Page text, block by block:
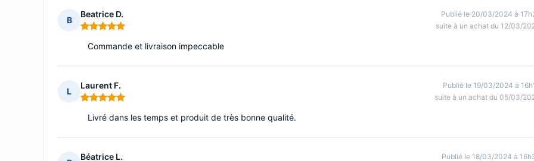
B
Beatrice D.
Note : 5 sur 5
Publié le 20/03/2024 à
suite à un achat du 12/03/
Commande et livraison impeccable
L
Laurent F.
Note : 5 sur 5
Publié le 19/03/2024 à
suite à un achat du 05/03/
Livré dans les temps et produit de très bonne qualité.
Béatrice L.
Publié le 18/03/2024 à